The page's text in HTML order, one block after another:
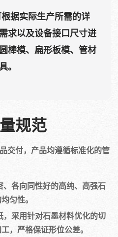
据实际生产所需的详
求以及设备接口尺寸进
棒模、扁形板模、管材
。
规范
交付，产品均遵循标准化的管
、各向同性好的高纯、高强石
匀性。
，采用针对石墨材料优化的切
，严格保证形位公差。